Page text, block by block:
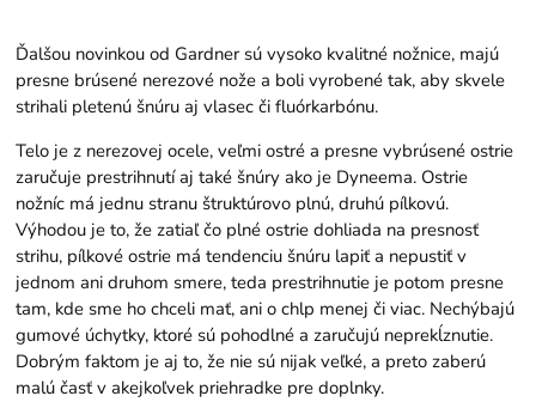
Ďalšou novinkou od Gardner sú vysoko kvalitné nožnice, majú
presne brúsené nerezové nože a boli vyrobené tak, aby skvele
strihali pletenú šnúru aj vlasec či fluórkarbónu.​
Telo je z nerezovej ocele, veľmi ostré a presne vybrúsené ostrie
zaručuje prestrihnutí aj také šnúry ako je Dyneema. Ostrie
nožníc má jednu stranu štruktúrovo plnú, druhú pílkovú.
Výhodou je to, že zatiaľ čo plné ostrie dohliada na presnosť
strihu, pílkové ostrie má tendenciu šnúru lapiť a nepustiť v
jednom ani druhom smere, teda prestrihnutie je potom presne
tam, kde sme ho chceli mať, ani o chlp menej či viac. Nechýbajú
gumové úchytky, ktoré sú pohodlné a zaručujú neprekĺznutie.
Dobrým faktom je aj to, že nie sú nijak veľké, a preto zaberú
malú časť v akejkoľvek priehradke pre doplnky.